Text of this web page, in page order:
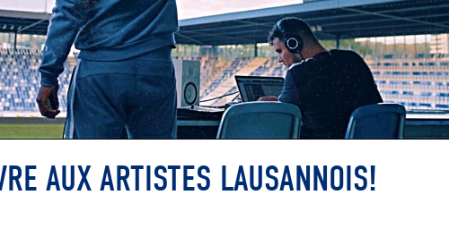
AUX ARTISTES LAUSANNOIS!